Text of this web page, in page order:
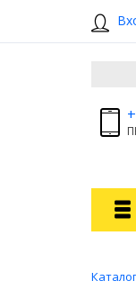
Каталог